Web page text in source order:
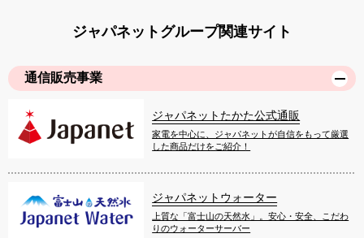
ジャパネットグループ関連サイト
通信販売事業
ジャパネットたかた公式通販
家電を中心に、ジャパネットが自信をもって厳選
した商品だけをご紹介！
ジャパネットウォーター
上質な「富士山の天然水」。安心・安全、こだわ
りのウォーターサーバー